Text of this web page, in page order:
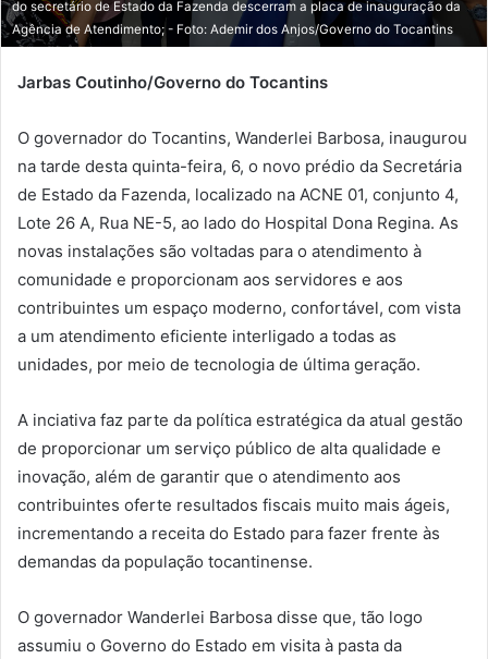
do secretário de Estado da Fazenda descerram a placa de inauguração da
Agência de Atendimento; - Foto: Ademir dos Anjos/Governo do Tocantins
Jarbas Coutinho/Governo do Tocantins
O governador do Tocantins, Wanderlei Barbosa, inaugurou
na tarde desta quinta-feira, 6, o novo prédio da Secretária
de Estado da Fazenda, localizado na ACNE 01, conjunto 4,
Lote 26 A, Rua NE-5, ao lado do Hospital Dona Regina. As
novas instalações são voltadas para o atendimento à
comunidade e proporcionam aos servidores e aos
contribuintes um espaço moderno, confortável, com vista
a um atendimento eficiente interligado a todas as
unidades, por meio de tecnologia de última geração.
A inciativa faz parte da política estratégica da atual gestão
de proporcionar um serviço público de alta qualidade e
inovação, além de garantir que o atendimento aos
contribuintes oferte resultados fiscais muito mais ágeis,
incrementando a receita do Estado para fazer frente às
demandas da população tocantinense.
O governador Wanderlei Barbosa disse que, tão logo
assumiu o Governo do Estado em visita à pasta da